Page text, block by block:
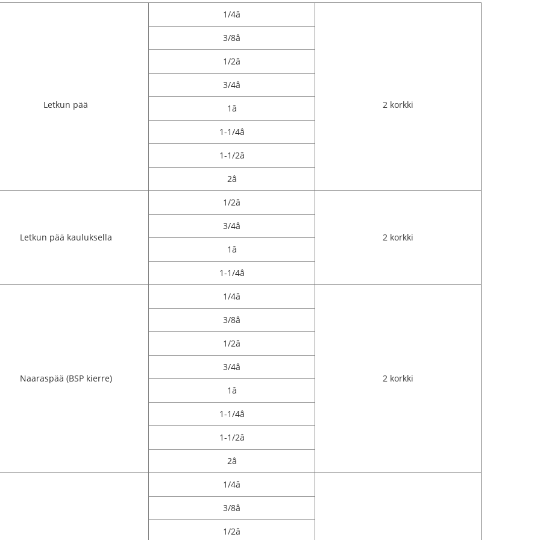
Letkun pää
1/4â
2 korkki
3/8â
1/2â
3/4â
1â
1-1/4â
1-1/2â
2â
Letkun pää kauluksella
1/2â
2 korkki
3/4â
1â
1-1/4â
Naaraspää (BSP kierre)
1/4â
2 korkki
3/8â
1/2â
3/4â
1â
1-1/4â
1-1/2â
2â
1/4â
3/8â
1/2â